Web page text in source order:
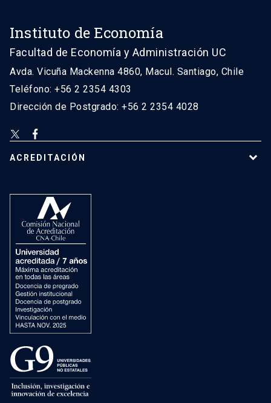
Instituto de Economía
Facultad de Economía y Administración UC
Avda. Vicuña Mackenna 4860, Macul. Santiago, Chile
Teléfono: +56 2 2354 4303
Dirección de Postgrado: +56 2 2354 4028
ACREDITACIÓN